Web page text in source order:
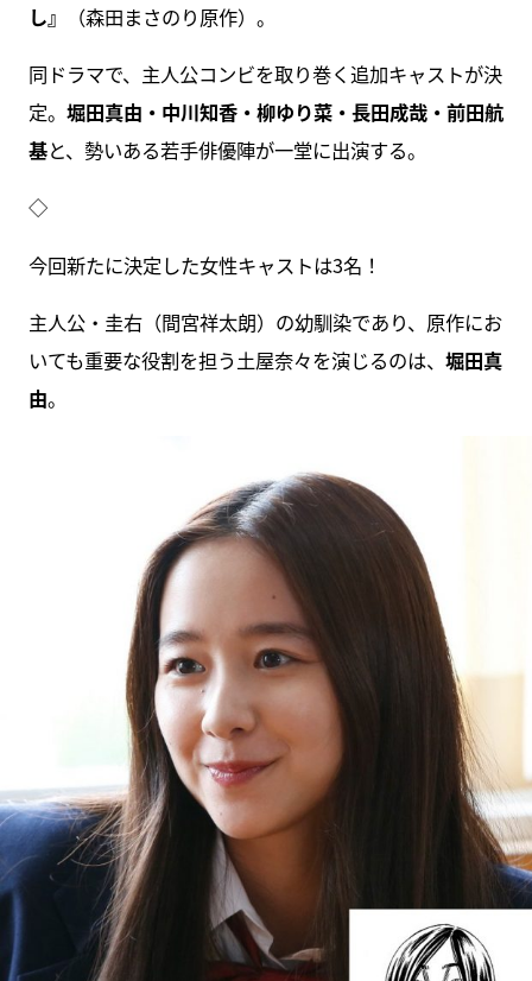
し』
（森田まさのり原作）。
同ドラマで、主人公コンビを取り巻く追加キャストが決
定。 堀田真由・中川知香・柳ゆり菜・長田成哉・前田航
基と、勢いある若手俳優陣が一堂に出演する。
◇
今回新たに決定した女性キャストは3名！
主人公・圭右（間宮祥太朗）の幼馴染であり、原作にお
いても重要な役割を担う土屋奈々を演じるのは、 堀田真
由。